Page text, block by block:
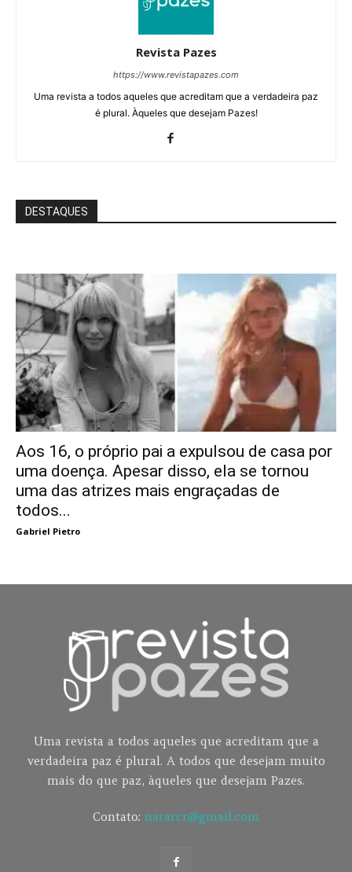
Revista Pazes
https://www.revistapazes.com
Uma revista a todos aqueles que acreditam que a verdadeira paz
é plural. Àqueles que desejam Pazes!
DESTAQUES
Aos 16, o próprio pai a expulsou de casa por
uma doença. Apesar disso, ela se tornou
uma das atrizes mais engraçadas de
todos...
Gabriel Pietro
Uma revista a todos aqueles que acreditam que a
verdadeira paz é plural. A todos que desejam muito
mais do que paz, àqueles que desejam Pazes.
Contato: nararcr@gmail.com